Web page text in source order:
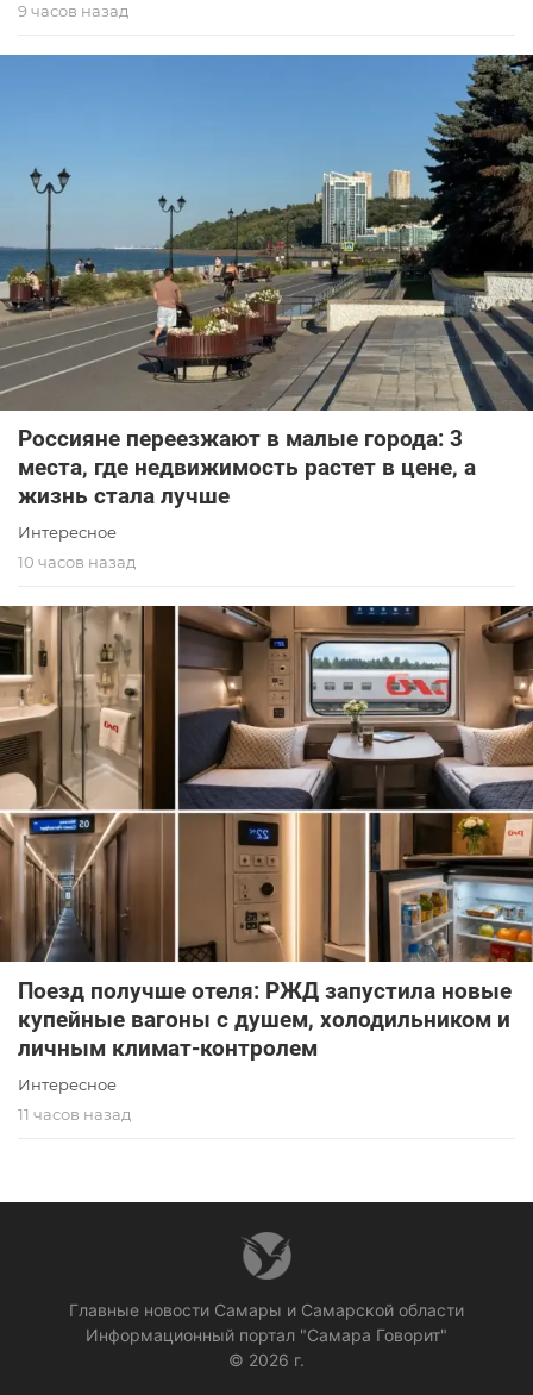
9 часов назад
Россияне переезжают в малые города: 3
места, где недвижимость растет в цене, а
жизнь стала лучше
Интересное
10 часов назад
Поезд получше отеля: РЖД запустила новые
купейные вагоны с душем, холодильником и
личным климат-контролем
Интересное
11 часов назад
Главные новости Самары и Самарской области
Информационный портал "Самара Говорит"
© 2026 г.